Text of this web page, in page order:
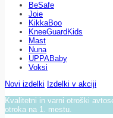
BeSafe
Joie
KikkaBoo
KneeGuardKids
Mast
Nuna
UPPABaby
Voksi
Novi izdelki Izdelki v akciji
Kvalitetni in varni otroški
otroka na 1. mestu.